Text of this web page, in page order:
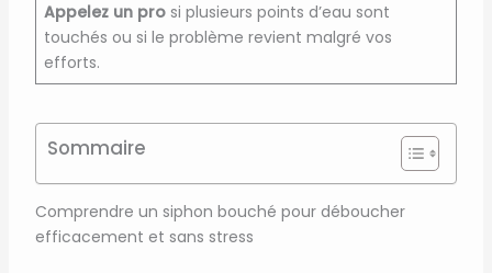
Appelez un prosi plusieurs points d’eau sont
touchés ou si le problème revient malgré vos
efforts.
Sommaire
Comprendre un siphon bouché pour déboucher
efficacement et sans stress